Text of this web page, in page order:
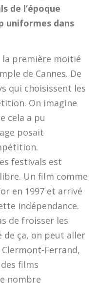
de l’époque
uniformes dans
la première moitié
de Cannes. De
qui choisissent les
On imagine
cela a pu
posait
festivals est
Un film comme
en 1997 et arrivé
indépendance.
de froisser les
de ça, on peut aller
Ferrand,
films
nombre